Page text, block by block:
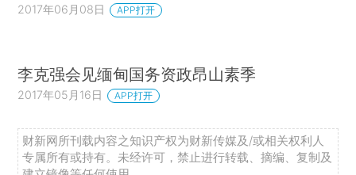
2017年06月08日 APP打开
李克强会见缅甸国务资政昂山素季
2017年05月16日 APP打开
财新网所刊载内容之知识产权为财新传媒及/或相关权利人
专属所有或持有。未经许可，禁止进行转载、摘编、复制及